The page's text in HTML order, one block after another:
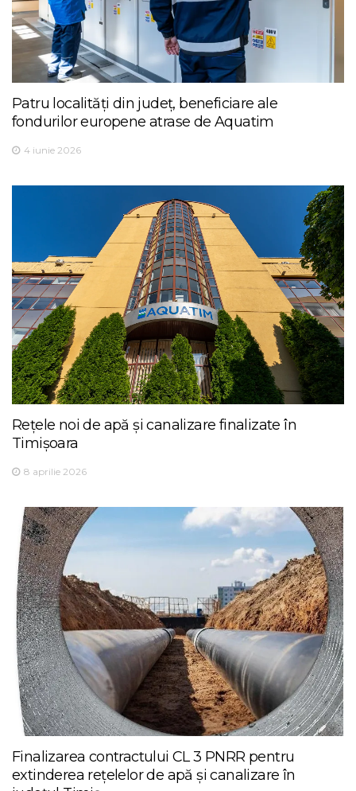
Patru localități din județ, beneficiare ale
fondurilor europene atrase de Aquatim
4 iunie 2026
Rețele noi de apă și canalizare finalizate în
Timișoara
8 aprilie 2026
Finalizarea contractului CL 3 PNRR pentru
extinderea rețelelor de apă și canalizare în